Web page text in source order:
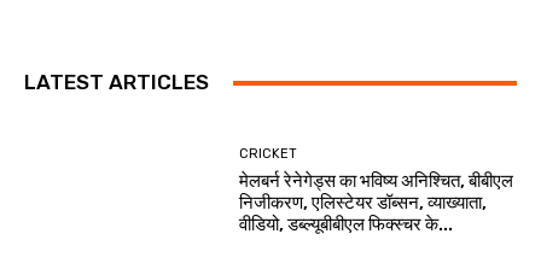
LATEST ARTICLES
CRICKET
मेलबर्न रेनेगेड्स का भविष्य अनिश्चित, बीबीएल
निजीकरण, एलिस्टेयर डॉब्सन, व्याख्याता,
वीडियो, डब्ल्यूबीबीएल फिक्स्चर के...